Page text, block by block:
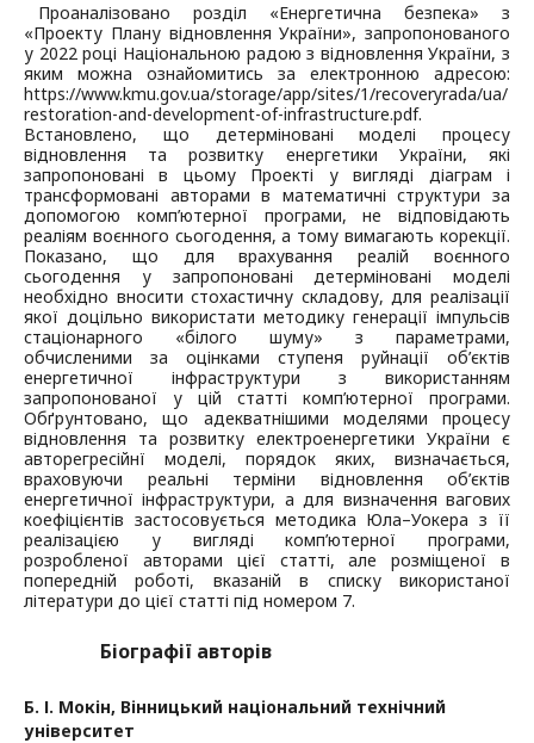
Проаналізовано розділ «Енергетична безпека» з
«Проекту Плану відновлення України», запропонованого
у 2022 році Національною радою з відновлення України, з
яким можна ознайомитись за електронною адресою:
https://www.kmu.gov.ua/storage/app/sites/1/recoveryrada/ua/
restoration-and-development-of-infrastructure.pdf.
Встановлено, що детерміновані моделі процесу
відновлення та розвитку енергетики України, які
запропоновані в цьому Проекті у вигляді діаграм і
трансформовані авторами в математичні структури за
допомогою комп’ютерної програми, не відповідають
реаліям воєнного сьогодення, а тому вимагають корекції.
Показано, що для врахування реалій воєнного
сьогодення у запропоновані детерміновані моделі
необхідно вносити стохастичну складову, для реалізації
якої доцільно використати методику генерації імпульсів
стаціонарного «білого шуму» з параметрами,
обчисленими за оцінками ступеня руйнації об’єктів
енергетичної інфраструктури з використанням
запропонованої у цій статті комп’ютерної програми.
Обґрунтовано, що адекватнішими моделями процесу
відновлення та розвитку електроенергетики України є
авторегресійнї моделі, порядок яких, визначається,
враховуючи реальні терміни відновлення об’єктів
енергетичної інфраструктури, а для визначення вагових
коефіцієнтів застосовується методика Юла–Уокера з її
реалізацією у вигляді комп’ютерної програми,
розробленої авторами цієї статті, але розміщеної в
попередній роботі, вказаній в списку використаної
літератури до цієї статті під номером 7.
Біографії авторів
Б. І. Мокін, Вінницький національний технічний
університет